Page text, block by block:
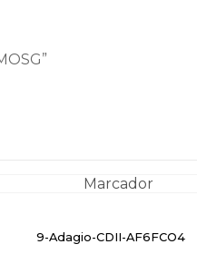
9-Adagio-CDII-AF6FCO4